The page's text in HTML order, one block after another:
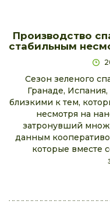
Производство
стабильным
Сезон зеленого
Гранаде,
близкими к тем,
несмотря на
затронувший
данным
которые вместе